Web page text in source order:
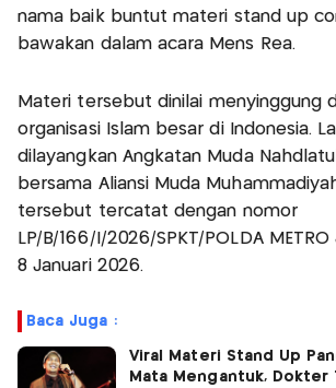
nama baik buntut materi stand up
bawakan dalam acara Mens Rea.
Materi tersebut dinilai menyinggung
organisasi Islam besar di Indonesia.
dilayangkan Angkatan Muda
bersama Aliansi Muda
tersebut tercatat dengan nomor
LP/B/166/I/2026/SPKT/POLDA
8 Januari 2026.
Baca Juga :
Viral Materi Stand Up
Mata Mengantuk,